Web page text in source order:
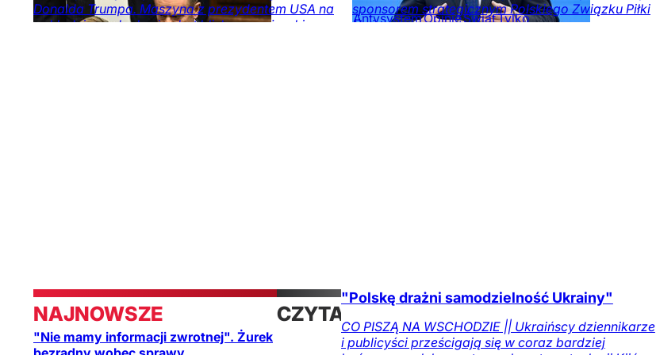
AntysystemOpinieŚwiatTylko
Donalda Trumpa. Maszyna z prezydentem USA na
pokładzie znalazła się zbyt blisko pasażerskiego
sponsorem strategicznym Polskiego Związku Piłki
Nożnej.
NAJNOWSZE
"Nie mamy informacji zwrotnej". Żurek
CZYTAJ
TAKŻE
"Polskę drażni samodzielność Ukrainy"
CO PISZĄ NA WSCHODZIE || Ukraińscy dziennikarze
i publicyści prześcigają się w coraz bardziej